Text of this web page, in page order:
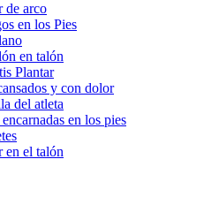
de arco
en los Pies
en talón
Plantar
y con dolor
del atleta
en los pies
en el talón